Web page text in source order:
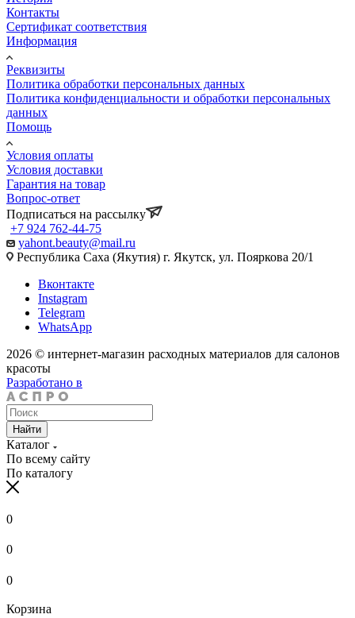
Контакты
Сертификат соответствия
Информация
Реквизиты
Политика обработки персональных данных
Политика конфиденциальности и обработки персональных
данных
Помощь
Условия оплаты
Условия доставки
Гарантия на товар
Вопрос-ответ
Подписаться на рассылку
+7 924 762-44-75
yahont.beauty@mail.ru
Республика Саха (Якутия) г. Якутск, ул. Пояркова 20/1
Вконтакте
Instagram
Telegram
WhatsApp
2026 © интернет-магазин расходных материалов для салонов
красоты
Разработано в
Найти
Каталог
По всему сайту
По каталогу
0
0
0
Корзина